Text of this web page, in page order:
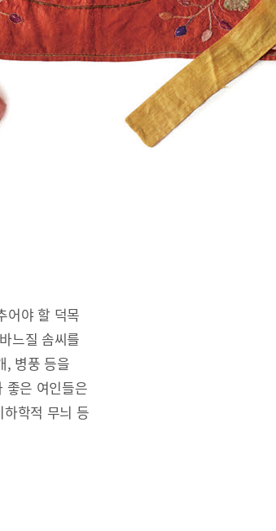
어야 할 덕목
느질 솜씨를
, 병풍 등을
좋은 여인들은
학적 무늬 등